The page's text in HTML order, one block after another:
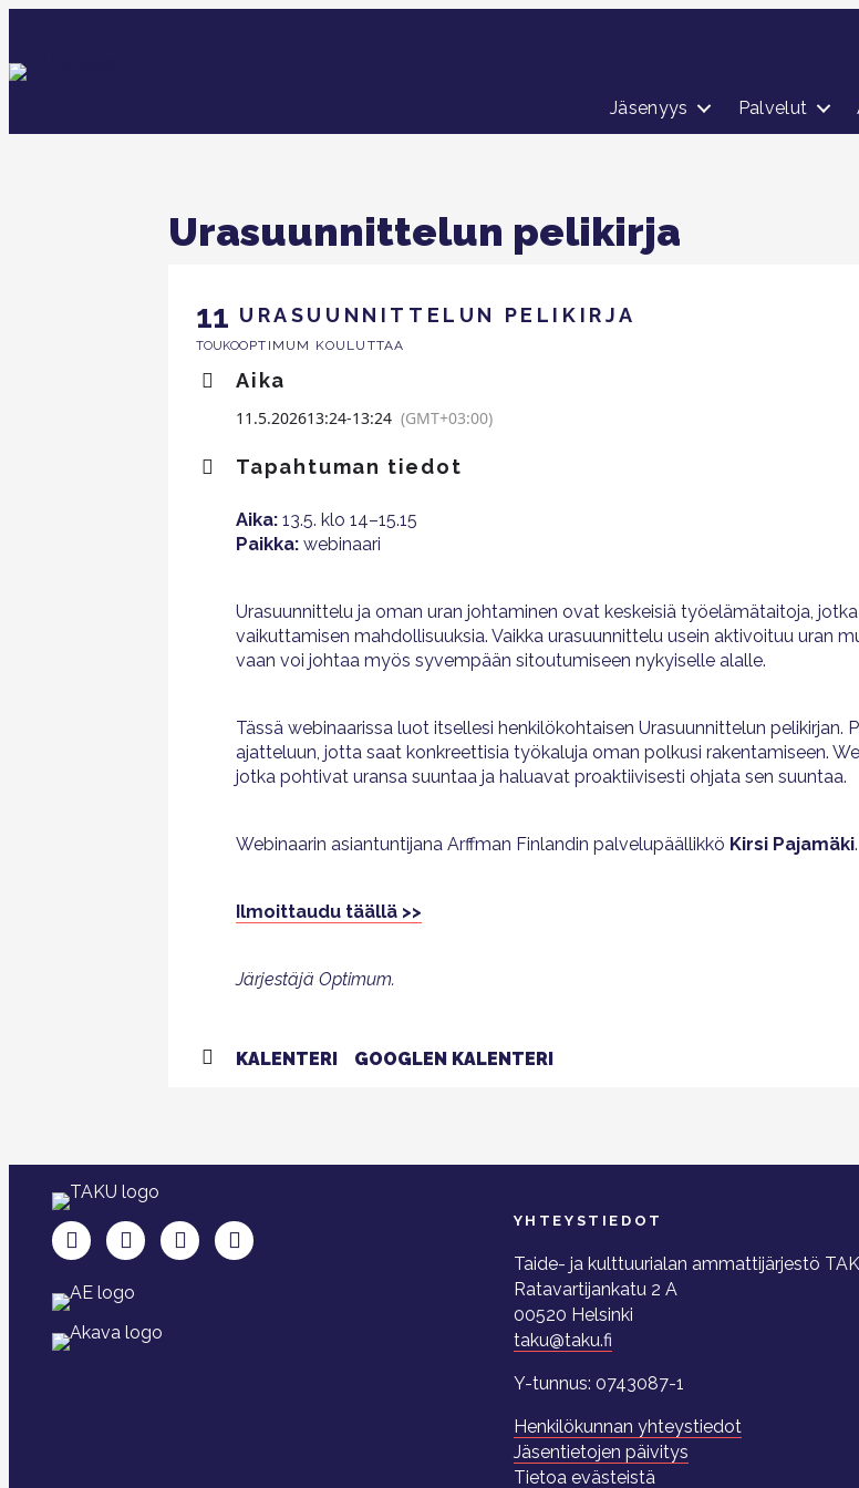
Jäsenyys Palvelut
Urasuunnittelun pelikirja
11
TOUKO
URASUUNNITTELUN PELIKIRJA
OPTIMUM KOULUTTAA
Aika
11.5.202613:24-13:24 (GMT+03:00)
Tapahtuman tiedot
Aika: 13.5. klo 14–15.15
Paikka: webinaari
Urasuunnittelu ja oman uran johtaminen ovat keskeisiä työelämätaitoja,
vaikuttamisen mahdollisuuksia. Vaikka urasuunnittelu usein aktivoituu uran
vaan voi johtaa myös syvempään sitoutumiseen nykyiselle alalle.
Tässä webinaarissa luot itsellesi henkilökohtaisen Urasuunnittelun pelikirjan.
ajatteluun, jotta saat konkreettisia työkaluja oman polkusi rakentamiseen.
jotka pohtivat uransa suuntaa ja haluavat proaktiivisesti ohjata sen suuntaa.
Webinaarin asiantuntijana Arffman Finlandin palvelupäällikkö Kirsi Pajamäki.
Ilmoittaudu täällä >>
Järjestäjä Optimum.
KALENTERI GOOGLEN KALENTERI
TAKU Facebookissa
TAKU Twitterissä
TAKU Instagramissa
TAKU LinkedInissä
YHTEYSTIEDOT
Taide- ja kulttuurialan ammattijärjestö
Ratavartijankatu 2 A
00520 Helsinki
taku@taku.fi
Y-tunnus: 0743087-1
Henkilökunnan yhteystiedot
Jäsentietojen päivitys
Tietoa evästeistä